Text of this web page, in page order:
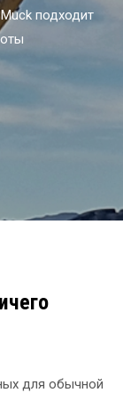
подходит
для обычной